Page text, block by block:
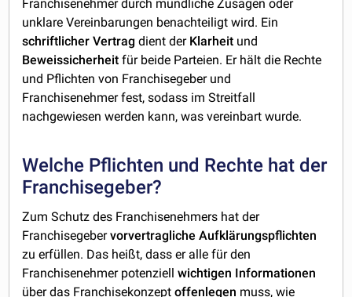
Franchisenehmer durch mündliche Zusagen oder
unklare Vereinbarungen benachteiligt wird. Ein
schriftlicher Vertrag dient der Klarheit und
Beweissicherheit für beide Parteien. Er hält die Rechte
und Pflichten von Franchisegeber und
Franchisenehmer fest, sodass im Streitfall
nachgewiesen werden kann, was vereinbart wurde.
Welche Pflichten und Rechte hat der
Franchisegeber?
Zum Schutz des Franchisenehmers hat der
Franchisegebervorvertragliche Aufklärungspflichten
zu erfüllen. Das heißt, dass er alle für den
Franchisenehmer potenziellwichtigen Informationen
über das Franchisekonzeptoffenlegen muss, wie